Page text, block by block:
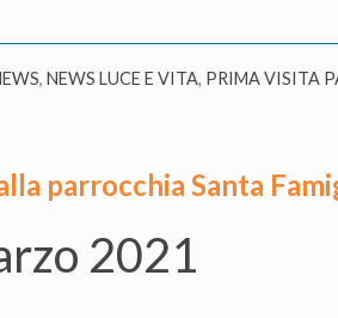
, NEWS LUCE E VITA, PRIMA VISITA
parrocchia Santa
2021